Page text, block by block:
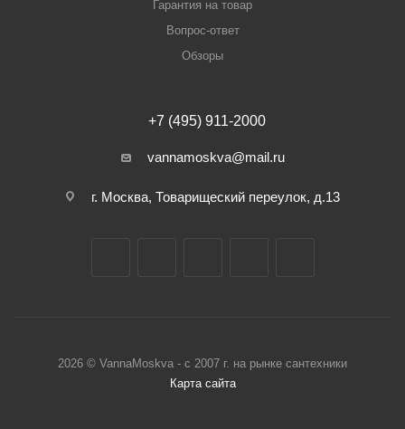
Гарантия на товар
Вопрос-ответ
Обзоры
+7 (495) 911-2000
vannamoskva@mail.ru
г. Москва, Товарищеский переулок, д.13
2026 © VannaMoskva - с 2007 г. на рынке сантехники
Карта сайта